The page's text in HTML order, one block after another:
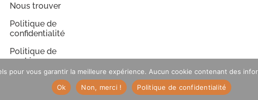
Nous trouver
Politique de
confidentialité
Politique de
cookies
pour vous garantir la meilleure expérience. Aucun cookie contenant des
Ok
Non, merci ! Politique de confidentialité